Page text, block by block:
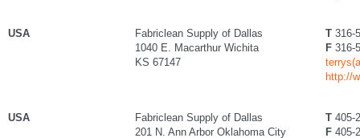
USA
Fabriclean Supply of Dallas
1040 E. Macarthur Wichita
KS 67147
T 316-
F 316-
http://
USA
Fabriclean Supply of Dallas
201 N. Ann Arbor Oklahoma City
T 405-
F 405-